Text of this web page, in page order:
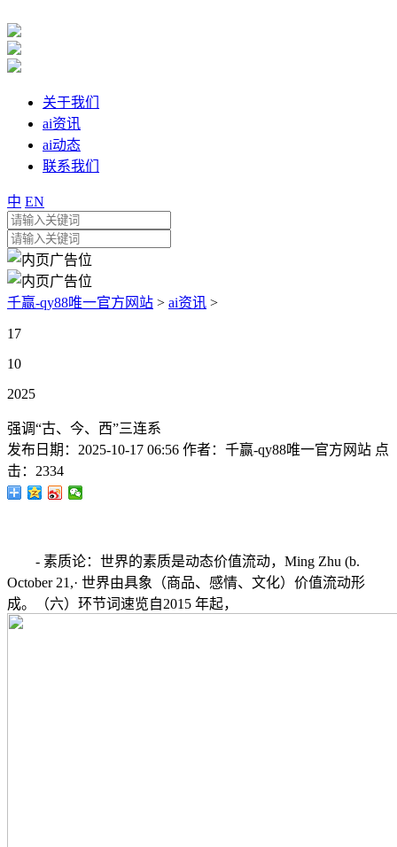
关于我们
ai资讯
ai动态
联系我们
中 EN
千赢-qy88唯一官方网站 > ai资讯 >
17
10
2025
强调“古、今、西”三连系
发布日期： 2025-10-17 06:56 作者： 千赢-qy88唯一官方网站 点
击： 2334
- 素质论：世界的素质是动态价值流动，Ming Zhu (b.
October 21,· 世界由具象（商品、感情、文化）价值流动形
成。（六）环节词速览自2015 年起，